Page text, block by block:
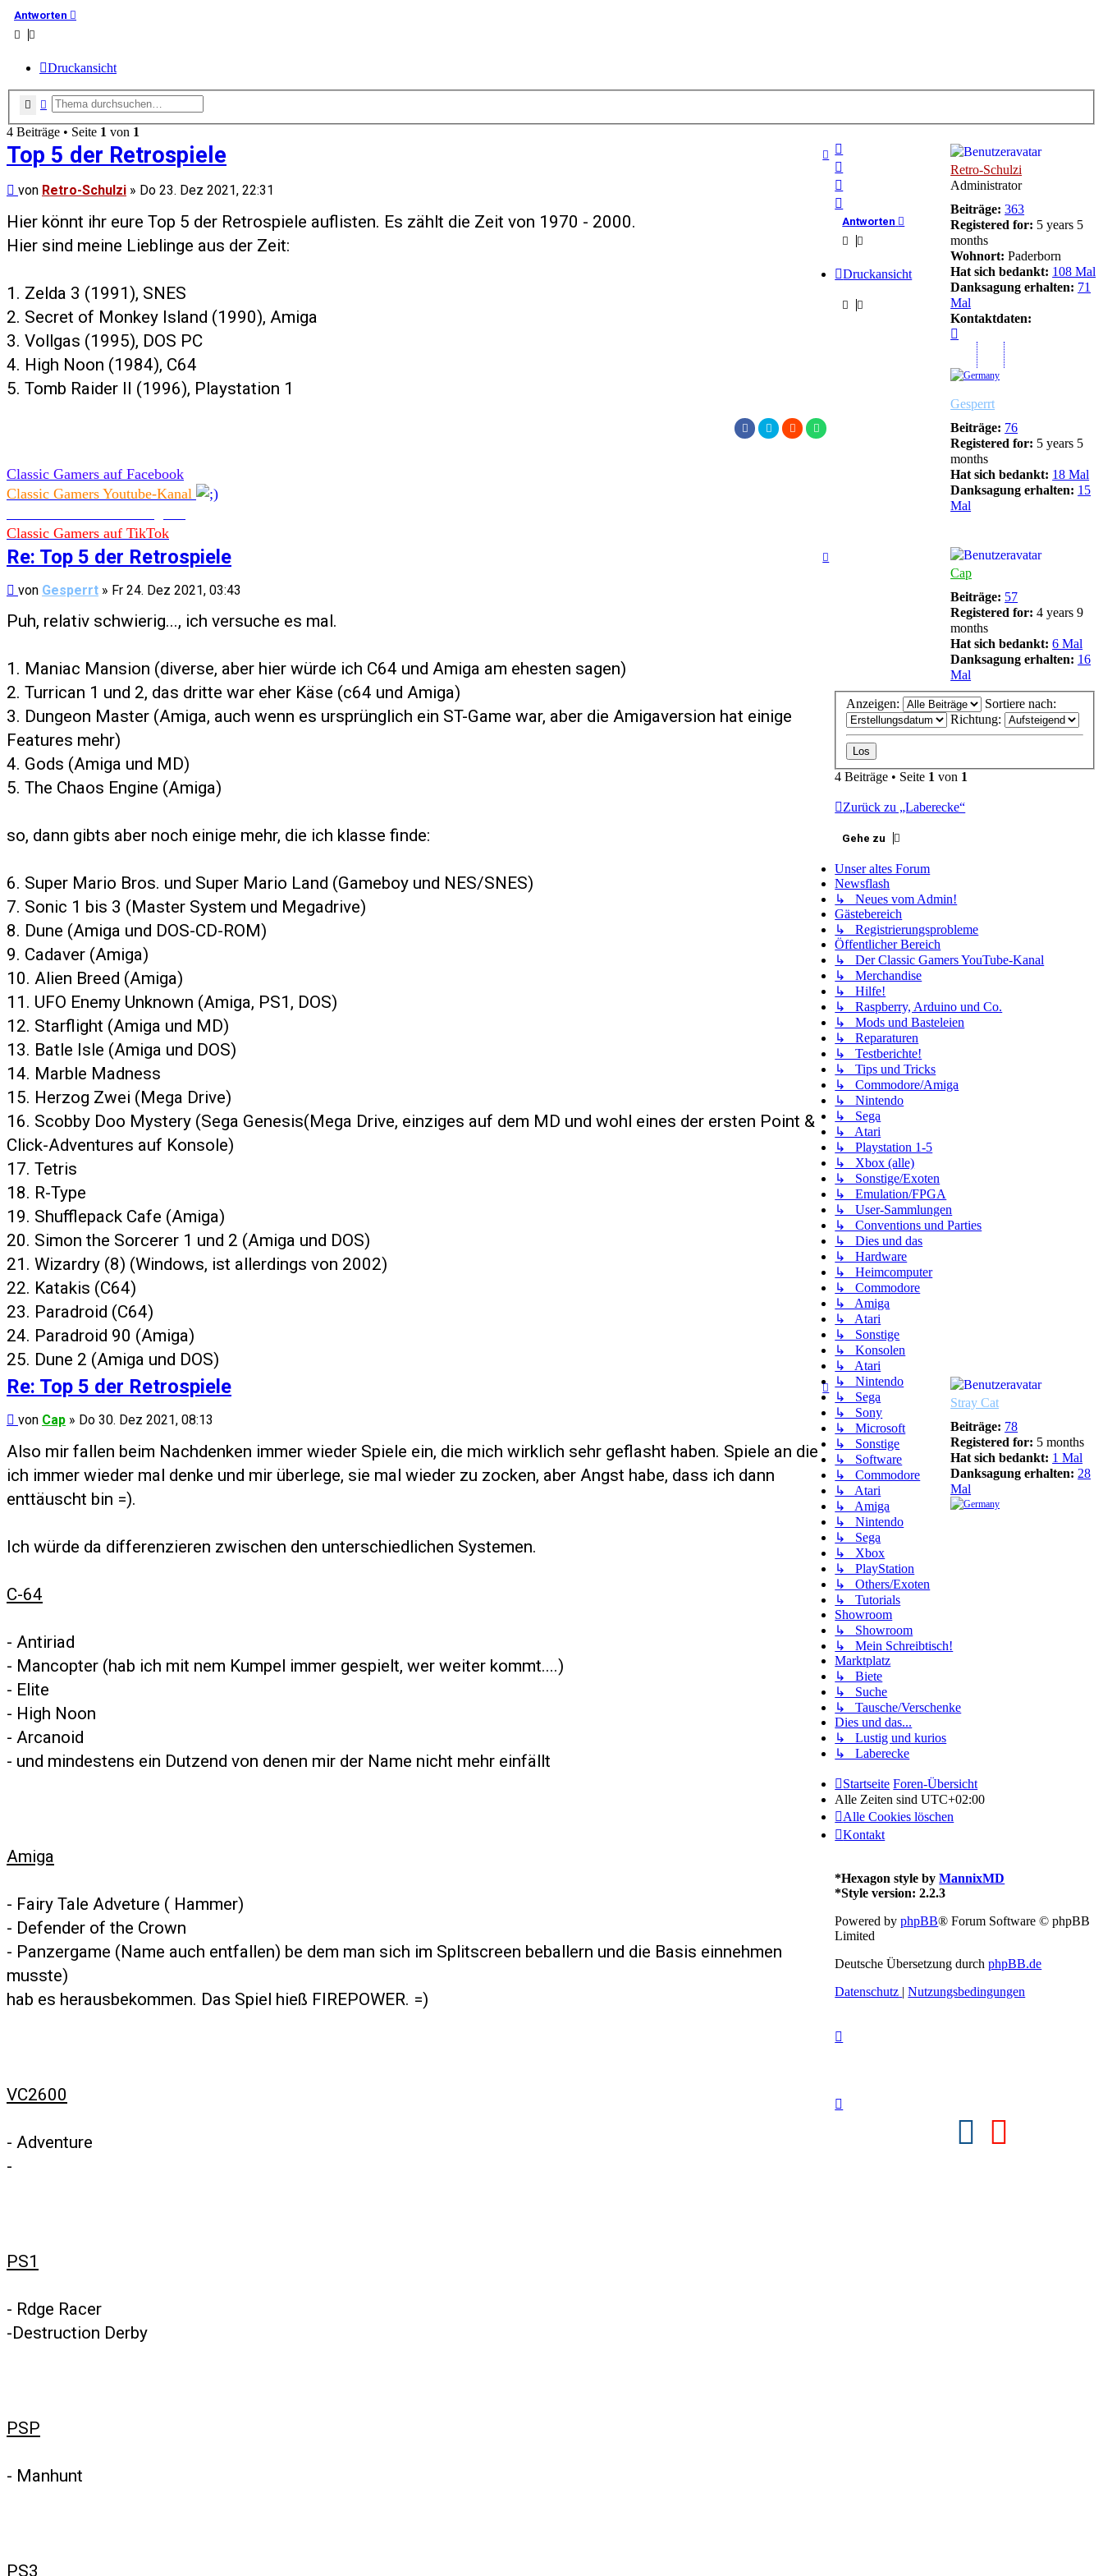
Antworten
Druckansicht
SucheErweiterte Suche
4 Beiträge • Seite 1 von 1
Retro-Schulzi
Administrator
Beiträge: 363
Registered for: 5 years 5
months
Wohnort: Paderborn
Hat sich bedankt: 108 Mal
Danksagung erhalten: 71
Mal
Kontaktdaten:
von
Retro-
Schulzi
Top 5 der Retrospiele
Beitrag
von Retro-Schulzi » Do 23. Dez 2021, 22:31
Hier könnt ihr eure Top 5 der Retrospiele auflisten. Es zählt die Zeit von 1970 - 2000.
Hier sind meine Lieblinge aus der Zeit:
1. Zelda 3 (1991), SNES
2. Secret of Monkey Island (1990), Amiga
3. Vollgas (1995), DOS PC
4. High Noon (1984), C64
5. Tomb Raider II (1996), Playstation 1
Classic Gamers auf Facebook
Classic Gamers Youtube-Kanal
Classic Gamers auf TikTok
Gesperrt
Beiträge: 76
Registered for: 5 years 5
months
Hat sich bedankt: 18 Mal
Danksagung erhalten: 15
Mal
Re: Top 5 der Retrospiele
Beitrag
von Gesperrt » Fr 24. Dez 2021, 03:43
Puh, relativ schwierig..., ich versuche es mal.
1. Maniac Mansion (diverse, aber hier würde ich C64 und Amiga am ehesten sagen)
2. Turrican 1 und 2, das dritte war eher Käse (c64 und Amiga)
3. Dungeon Master (Amiga, auch wenn es ursprünglich ein ST-Game war, aber die Amigaversion hat einige
Features mehr)
4. Gods (Amiga und MD)
5. The Chaos Engine (Amiga)
so, dann gibts aber noch einige mehr, die ich klasse finde:
6. Super Mario Bros. und Super Mario Land (Gameboy und NES/SNES)
7. Sonic 1 bis 3 (Master System und Megadrive)
8. Dune (Amiga und DOS-CD-ROM)
9. Cadaver (Amiga)
10. Alien Breed (Amiga)
11. UFO Enemy Unknown (Amiga, PS1, DOS)
12. Starflight (Amiga und MD)
13. Batle Isle (Amiga und DOS)
14. Marble Madness
15. Herzog Zwei (Mega Drive)
16. Scobby Doo Mystery (Sega Genesis(Mega Drive, einziges auf dem MD und wohl eines der ersten Point &
Click-Adventures auf Konsole)
17. Tetris
18. R-Type
19. Shufflepack Cafe (Amiga)
20. Simon the Sorcerer 1 und 2 (Amiga und DOS)
21. Wizardry (8) (Windows, ist allerdings von 2002)
22. Katakis (C64)
23. Paradroid (C64)
24. Paradroid 90 (Amiga)
25. Dune 2 (Amiga und DOS)
Cap
Beiträge: 57
Registered for: 4 years 9
months
Hat sich bedankt: 6 Mal
Danksagung erhalten: 16
Mal
Re: Top 5 der Retrospiele
Beitrag
von Cap » Do 30. Dez 2021, 08:13
Also mir fallen beim Nachdenken immer wieder Spiele ein, die mich wirklich sehr geflasht haben. Spiele an die
ich immer wieder mal denke und mir überlege, sie mal wieder zu zocken, aber Angst habe, dass ich dann
enttäuscht bin =).
Ich würde da differenzieren zwischen den unterschiedlichen Systemen.
C-64
- Antiriad
- Mancopter (hab ich mit nem Kumpel immer gespielt, wer weiter kommt....)
- Elite
- High Noon
- Arcanoid
- und mindestens ein Dutzend von denen mir der Name nicht mehr einfällt
Amiga
- Fairy Tale Adveture ( Hammer)
- Defender of the Crown
- Panzergame (Name auch entfallen) be dem man sich im Splitscreen beballern und die Basis einnehmen
musste)
hab es herausbekommen. Das Spiel hieß FIREPOWER. =)
VC2600
- Adventure
-
PS1
- Rdge Racer
-Destruction Derby
PSP
- Manhunt
PS3
Stray Cat
Beiträge: 78
Registered for: 5 months
Hat sich bedankt: 1 Mal
Danksagung erhalten: 28
Mal
oben
Antworten
Druckansicht
Anzeigen:
Sortiere nach:
Richtung:
4 Beiträge • Seite 1 von 1
Zurück zu „Laberecke“
Gehe zu
Unser altes Forum
Newsflash
↳ Neues vom Admin!
Gästebereich
↳ Registrierungsprobleme
Öffentlicher Bereich
↳ Der Classic Gamers YouTube-Kanal
↳ Merchandise
↳ Hilfe!
↳ Raspberry, Arduino und Co.
↳ Mods und Basteleien
↳ Reparaturen
↳ Testberichte!
↳ Tips und Tricks
↳ Commodore/Amiga
↳ Nintendo
↳ Sega
↳ Atari
↳ Playstation 1-5
↳ Xbox (alle)
↳ Sonstige/Exoten
↳ Emulation/FPGA
↳ User-Sammlungen
↳ Conventions und Parties
↳ Dies und das
↳ Hardware
↳ Heimcomputer
↳ Commodore
↳ Amiga
↳ Atari
↳ Sonstige
↳ Konsolen
↳ Atari
↳ Nintendo
↳ Sega
↳ Sony
↳ Microsoft
↳ Sonstige
↳ Software
↳ Commodore
↳ Atari
↳ Amiga
↳ Nintendo
↳ Sega
↳ Xbox
↳ PlayStation
↳ Others/Exoten
↳ Tutorials
Showroom
↳ Showroom
↳ Mein Schreibtisch!
Marktplatz
↳ Biete
↳ Suche
↳ Tausche/Verschenke
Dies und das...
↳ Lustig und kurios
↳ Laberecke
Startseite Foren-Übersicht
Alle Zeiten sindUTC+02:00
Alle Cookies löschen
Kontakt
*Hexagon style byMannixMD
*Style version: 2.2.3
Powered byphpBB® Forum Software © phpBB
Limited
Deutsche Übersetzung durchphpBB.de
Datenschutz |Nutzungsbedingungen